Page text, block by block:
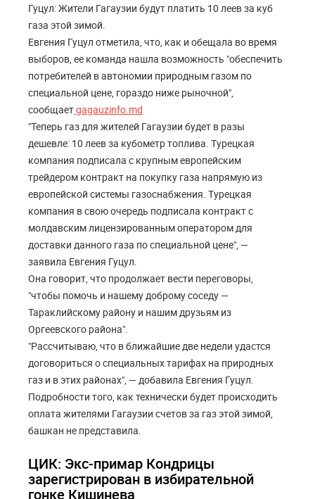
Гуцул: Жители Гагаузии будут платить 10 леев за куб
газа этой зимой.
Евгения Гуцул отметила, что, как и обещала во время
выборов, ее команда нашла возможность "обеспечить
потребителей в автономии природным газом по
специальной цене, гораздо ниже рыночной",
сообщаетgagauzinfo.md
"Теперь газ для жителей Гагаузии будет в разы
дешевле: 10 леев за кубометр топлива. Турецкая
компания подписала с крупным европейским
трейдером контракт на покупку газа напрямую из
европейской системы газоснабжения. Турецкая
компания в свою очередь подписала контракт с
молдавским лицензированным оператором для
доставки данного газа по специальной цене", —
заявила Евгения Гуцул.
Она говорит, что продолжает вести переговоры,
"чтобы помочь и нашему доброму соседу —
Тараклийскому району и нашим друзьям из
Оргеевского района".
"Рассчитываю, что в ближайшие две недели удастся
договориться о специальных тарифах на природных
газ и в этих районах", — добавила Евгения Гуцул.
Подробности того, как технически будет происходить
оплата жителями Гагаузии счетов за газ этой зимой,
башкан не представила.
ЦИК: Экс-примар Кондрицы
зарегистрирован в избирательной
гонке Кишинева